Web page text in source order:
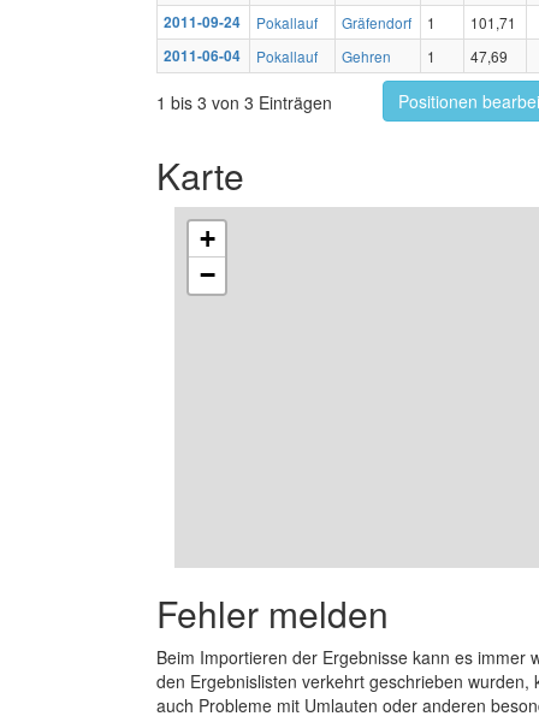
2011-09-24
Pokallauf Gräfendorf 1
101,71
2011-06-04
Pokallauf Gehren 1 47,69
1 bis 3 von 3 Einträgen Positionen
Karte
+
−
Fehler melden
Beim Importieren der Ergebnisse kann es
den Ergebnislisten verkehrt geschrieben
auch Probleme mit Umlauten oder anderen